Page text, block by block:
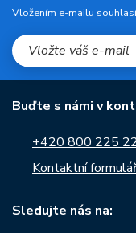
Vložením e-mailu
Buďte s námi v
+420 800 225
Kontaktní
Sledujte nás na: